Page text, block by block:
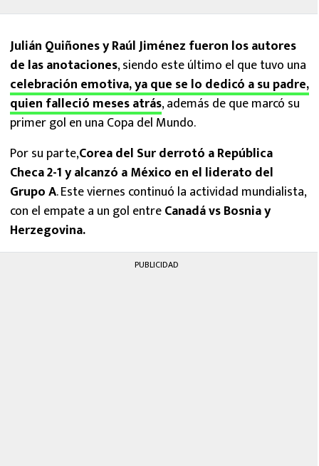
Julián Quiñones y Raúl Jiménez fueron los autores
de las anotaciones, siendo este último el que tuvo una
celebración emotiva, ya que se lo dedicó a su padre,
quien falleció meses atrás, además de que marcó su
primer gol en una Copa del Mundo.
Por su parte,Corea del Sur derrotó a República
Checa 2-1 y alcanzó a México en el liderato del
Grupo A. Este viernes continuó la actividad mundialista,
con el empate a un gol entreCanadá vs Bosnia y
Herzegovina.
PUBLICIDAD